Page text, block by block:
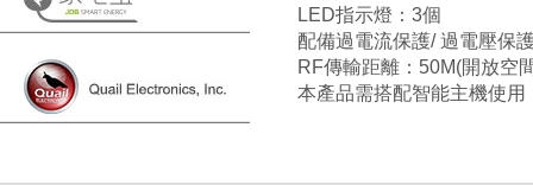
LED指示燈：3個
配備過電流保護/ 過電壓保
RF傳輸距離：50M(開放空
本產品需搭配智能主機使用